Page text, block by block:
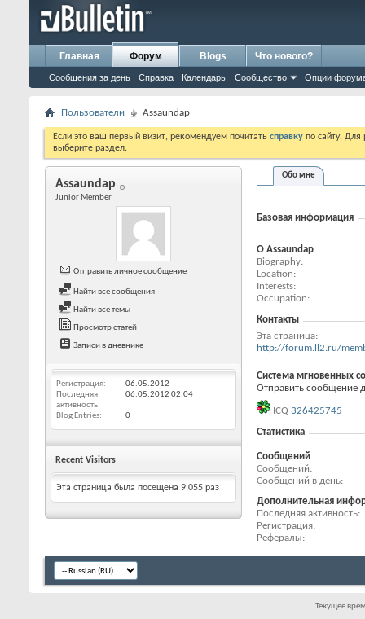
Главная Форум
Сообщения за день Справка Календарь Сообщество Опции
Blogs Что нового?
Пользователи Assaundap
Если это ваш первый визит, рекомендуем почитать справку по сайту.
выберите раздел.
Assaundap
Junior Member
Отправить личное сообщение
Найти все сообщения
Найти все темы
Просмотр статей
Записи в дневнике
Регистрация
06.05.2012
Последняя
активность
06.05.2012 02:04
Blog Entries 0
Recent Visitors
Эта страница была посещена 9,055 раз
Обо мне
Базовая информация
О Assaundap
Biography
Location
Interests
Occupation
Контакты
Эта страница
http://forum.ll2.ru/
Система мгновенных
Отправить сообщение
ICQ 326425745
Статистика
Сообщений
Сообщений
Сообщений в день
Дополнительная
Последняя активность
Регистрация
Рефералы
Текущее